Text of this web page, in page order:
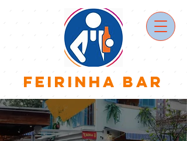
Feirinha Bar